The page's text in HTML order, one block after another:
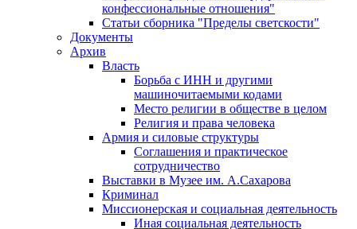
конфессиональные отношения"
Статьи сборника "Пределы светскости"
Документы
Архив
Власть
Борьба с ИНН и другими
машиночитаемыми кодами
Место религии в обществе в целом
Религия и права человека
Армия и силовые структуры
Соглашения и практическое
сотрудничество
Выставки в Музее им. А.Сахарова
Криминал
Миссионерская и социальная деятельность
Иная социальная деятельность